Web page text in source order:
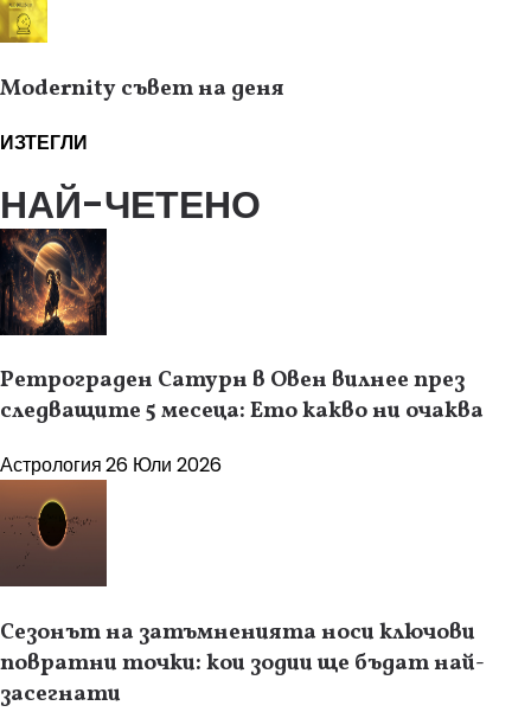
Modernity съвет на деня
ИЗТЕГЛИ
НАЙ-ЧЕТЕНО
Ретрограден Сатурн в Овен вилнее през
следващите 5 месеца: Ето какво ни очаква
Астрология26 Юли 2026
Сезонът на затъмненията носи ключови
повратни точки: кои зодии ще бъдат най-
засегнати